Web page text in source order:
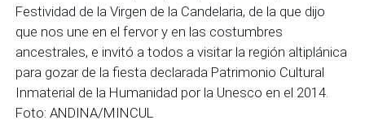
Festividad de la Virgen de la Candelaria, de la que dijo
que nos une en el fervor y en las costumbres
ancestrales, e invitó a todos a visitar la región altiplánica
para gozar de la fiesta declarada Patrimonio Cultural
Inmaterial de la Humanidad por la Unesco en el 2014.
Foto: ANDINA/MINCUL